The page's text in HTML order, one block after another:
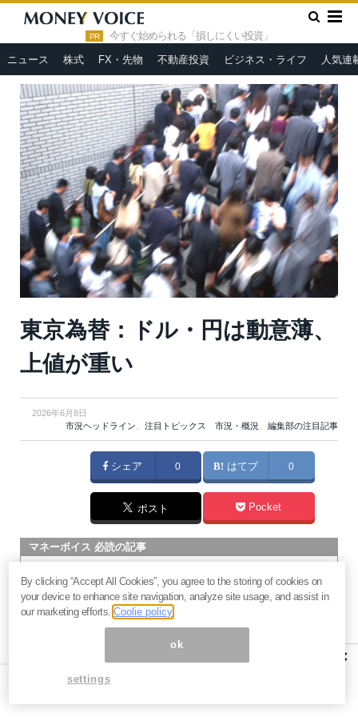
PR 今すぐ始められる「損しにくい投資」
ニュース 株式 FX・先物 不動産投資 ビジネス・ライフ 人気連
HOME » 市況ヘッドライン
東京為替：ドル・円は動意薄、上
東京為替：ドル・円は動意薄、
上値が重い
2026年6月8日
市況ヘッドライン、 注目トピックス 市況・概況、 編集部の注目記事
シェア 0 はてブ 0
ポスト Pocket
マネーボイス 必読の記事
将来性とリスク
過去最高益「サンリオ」は買いか？決算で見えた“強い事
業”と“脆い統治”の同居
村田製作所なぜ株価3.8倍急騰？AIデータセンター需要の期待
社
×
By clicking “Accept All Cookies”, you agree to the storing of cookies on
your device to enhance site navigation, analyze site usage, and assist in
our marketing efforts.Coolie policy
ok
settings